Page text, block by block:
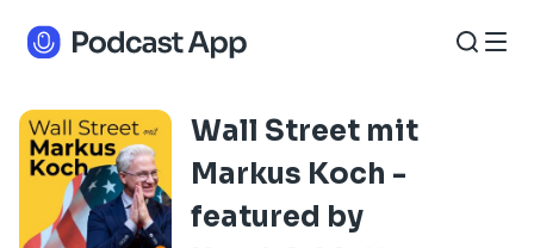
Wall Street mit
Markus Koch -
featured by